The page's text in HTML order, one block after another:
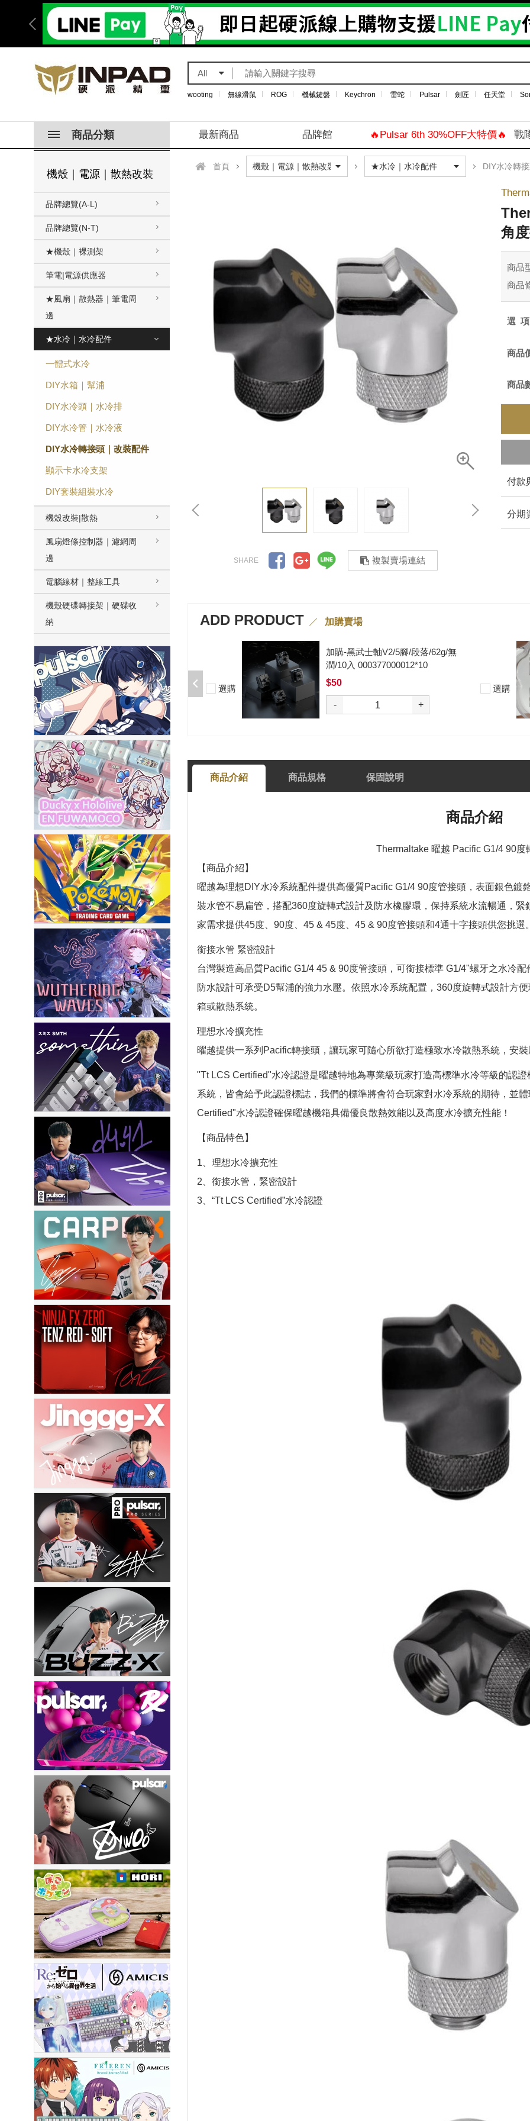
All
wooting 無線滑鼠 ROG 機械鍵盤 Keychron 雷蛇 Pulsar 劍匠 任天堂
商品分類 最新商品 品牌館 🔥Pulsar 6th 30%OFF大特價🔥 戰
機殼｜電源｜散熱改裝
品牌總覽(A-L)
品牌總覽(N-T)
★機殼｜裸測架
筆電|電源供應器
★風扇｜散熱器｜筆電周
邊
★水冷｜水冷配件
一體式水冷
DIY水箱｜幫浦
DIY水冷頭｜水冷排
DIY水冷管｜水冷液
DIY水冷轉接頭｜改裝配件
顯示卡水冷支架
DIY套裝組裝水冷
機殼改裝|散熱
風扇燈條控制器｜濾網周
邊
電腦線材｜整線工具
機殼硬碟轉接架｜硬碟收
納
首頁 DIY水冷轉
複製賣場連結
角
商品
商品
選
商品
商品
付款
分期
ADD PRODUCT 加購賣場
選購
加購-剪刀石頭布猜拳鍵帽一盒四
入000385000289
$199
-
加購-夢境軸/5腳/段落/58g/無
入 000377000013*10
-
商品介紹 商品規格 保固說明
商品介紹
Thermaltake 曜越 Pacific G1/4 90度
【商品介紹】
曜越為理想DIY水冷系統配件提供高優質Pacific G1/4 90度管接頭，表面銀色
裝水管不易扁管，搭配360度旋轉式設計及防水橡膠環，保持系統水流暢通，
家需求提供45度、90度、45 & 45度、45 & 90度管接頭和4通十字接頭供您挑選
銜接水管 緊密設計
台灣製造高品質Pacific G1/4 45 & 90度管接頭，可銜接標準 G1/4"螺牙之水冷
防水設計可承受D5幫浦的強力水壓。依照水冷系統配置，360度旋轉式設計方
箱或散熱系統。
理想水冷擴充性
曜越提供一系列Pacific轉接頭，讓玩家可隨心所欲打造極致水冷散熱系統，安
"Tt LCS Certified"水冷認證是曜越特地為專業級玩家打造高標準水冷等級的認
系統，皆會給予此認證標誌，我們的標準將會符合玩家對水冷系統的期待，並
Certified"水冷認證確保曜越機箱具備優良散熱效能以及高度水冷擴充性能！
【商品特色】
1、理想水冷擴充性
2、銜接水管，緊密設計
3、“Tt LCS Certified”水冷認證